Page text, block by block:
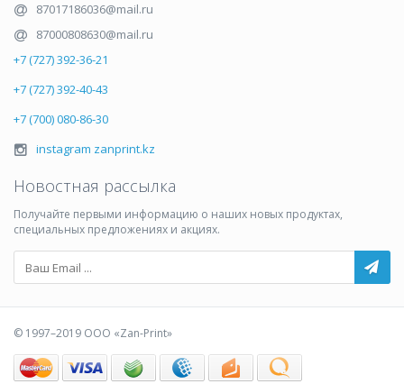
87017186036@mail.ru
87000808630@mail.ru
+7 (727) 392-36-21
+7 (727) 392-40-43
+7 (700) 080-86-30
instagram zanprint.kz
Новостная рассылка
Получайте первыми информацию о наших новых продуктах,
специальных предложениях и акциях.
© 1997–2019 ООО «Zan-Print»